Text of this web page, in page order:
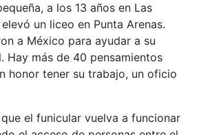
a los 13 años en Las
un liceo en Punta Arenas.
a México para ayudar a su
Hay más de 40 pensamientos
honor tener su trabajo, un oficio
el funicular vuelva a funcionar